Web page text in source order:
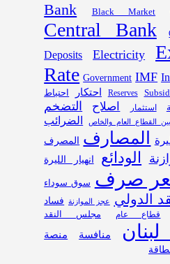
Bank Black Market
Central Bank
Deposits Electricity
Rate Government IMF
Reserves احتكار
احتياط
استثمار اصلاح التضخم
القطاع العام والخاص الضرائب
المصارف المصرف
الودائع انهيار الليرة
صرف سوق سوداء
الدولي عجز الموازنة فساد
قطاع عام مجلس النقد
منافسة
منصة